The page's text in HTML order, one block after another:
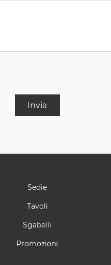
Invia
Sedie
Tavoli
Sgabelli
Promozioni